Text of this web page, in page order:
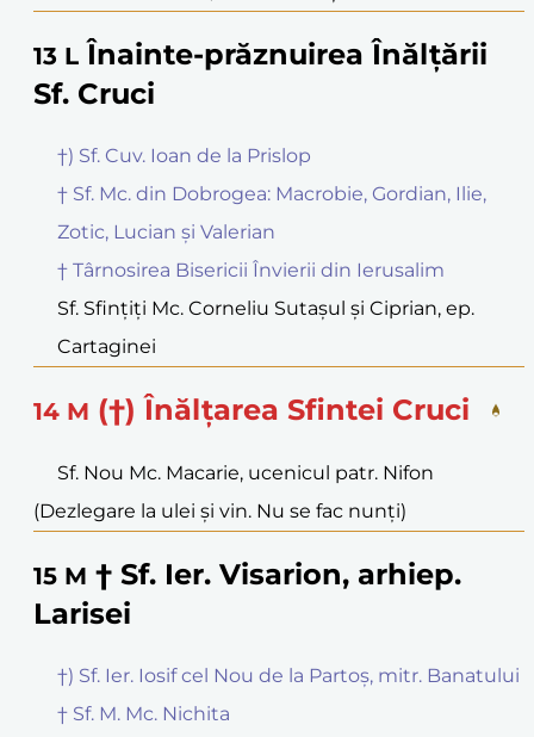
13 L Înainte-prăznuirea Înălțării
Sf. Cruci
†) Sf. Cuv. Ioan de la Prislop
† Sf. Mc. din Dobrogea: Macrobie, Gordian, Ilie,
Zotic, Lucian și Valerian
† Târnosirea Bisericii Învierii din Ierusalim
Sf. Sfințiți Mc. Corneliu Sutașul și Ciprian, ep.
Cartaginei
14 M (†) Înălțarea Sfintei Cruci
Sf. Nou Mc. Macarie, ucenicul patr. Nifon
(Dezlegare la ulei și vin. Nu se fac nunți)
15 M † Sf. Ier. Visarion, arhiep.
Larisei
†) Sf. Ier. Iosif cel Nou de la Partoș, mitr. Banatului
† Sf. M. Mc. Nichita